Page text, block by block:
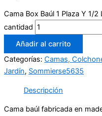
Cama Box Baúl 1 Plaza Y 1/
cantidad
Añadir al carrito
Categorías: Camas,
Jardín, Sommierse5635
Descripción
Cama baúl fabricada en